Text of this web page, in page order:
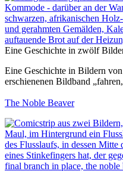
Eine Geschichte in zwölf
Eine Geschichte in Bildern
erschienenen Bildband
The Noble Beaver